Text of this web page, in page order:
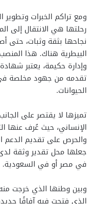
ومع تراكم الخبرات وتطوير
رحلتها هي الانتقال إلى
نجاحها بثقة وثبات، حتى
البيطرية هناك. هذا
وإدارة حكيمة، يعتبر
تقدمه من جهود مخلصة
الحيوانات.
تميزها لا يقتصر على
الإنساني، حيث عُرف عنها
والحرص على تقديم الدعم
جعلها محل تقدير وثقة
في مصر أو في السعودية.
وبين وطنها الذي خرجت منه
الذي فتحت فيه آفاقًا